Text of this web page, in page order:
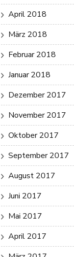
April 2018
März 2018
Februar 2018
Januar 2018
Dezember 2017
November 2017
Oktober 2017
September 2017
August 2017
Juni 2017
Mai 2017
April 2017